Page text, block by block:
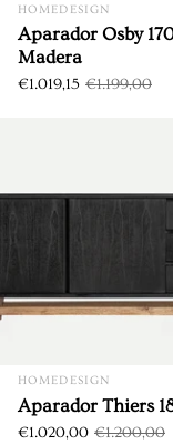
HOMEDESIGN
Aparador Osby
Madera
€1.019,15 €1.199,00
HOMEDESIGN
Aparador Thiers
€1.020,00 €1.200,00